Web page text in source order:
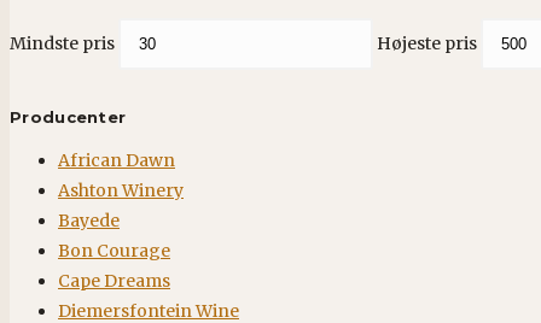
Mindste pris Højeste pris
Producenter
African Dawn
Ashton Winery
Bayede
Bon Courage
Cape Dreams
Diemersfontein Wine